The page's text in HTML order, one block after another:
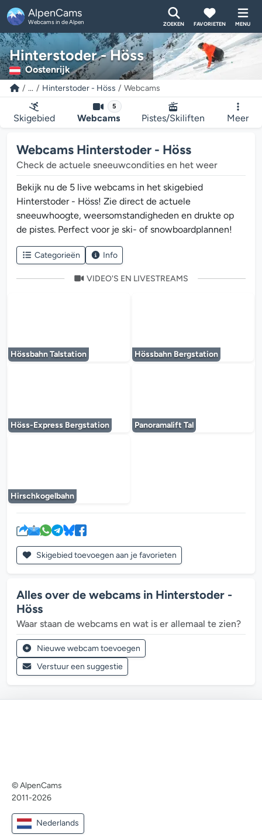
AlpenCams
Webcams in de Alpen ZOEKEN FAVORIETEN MENU
Hinterstoder - Höss
Oostenrijk
... Hinterstoder - Höss Webcams
Skigebied
5
Webcams Pistes/Skiliften Meer
Webcams Hinterstoder - Höss
Check de actuele sneeuwcondities en het weer
Bekijk nu de 5 live webcams in het skigebied
Hinterstoder - Höss! Zie direct de actuele
sneeuwhoogte, weersomstandigheden en drukte op
de pistes. Perfect voor je ski- of snowboardplannen!
Categorieën Info
VIDEO'S EN LIVESTREAMS
Hössbahn Talstation Hössbahn Bergstation
Höss-Express Bergstation Panoramalift Tal
Hirschkogelbahn
Skigebied toevoegen aan je favorieten
Alles over de webcams in Hinterstoder -
Höss
Waar staan de webcams en wat is er allemaal te zien?
Nieuwe webcam toevoegen
Verstuur een suggestie
© AlpenCams
2011-2026
Nederlands